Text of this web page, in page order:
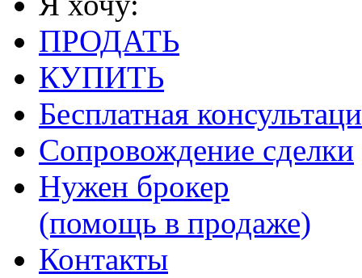
ПРОДАТЬ
КУПИТЬ
Бесплатная
Сопровождение сделки
Нужен брокер
(помощь в продаже)
Контакты